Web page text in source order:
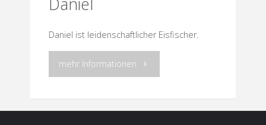
Daniel ist leidenschaftlicher Eisfischer.
mehr Informationen "Proj.
Daniel"